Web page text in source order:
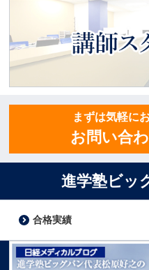
まずは気軽に
お問い合
進学塾ビッ
合格実績